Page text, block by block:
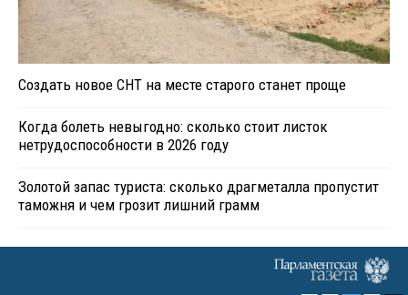
Создать новое СНТ на месте старого станет проще
Когда болеть невыгодно: сколько стоит листок
нетрудоспособности в 2026 году
Золотой запас туриста: сколько драгметалла пропустит
таможня и чем грозит лишний грамм